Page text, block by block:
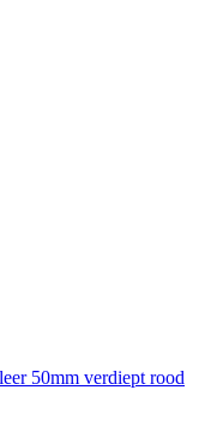
50mm verdiept rood